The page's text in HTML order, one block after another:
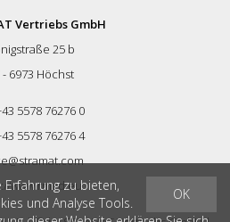
Vertriebs GmbH
25 b
- 6973 Höchst
5578 76276 0
5578 76276 4
www.rmcd.eu
OK
zu bieten,
und Analyse Tools.